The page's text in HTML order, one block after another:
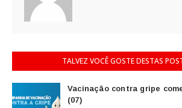
TALVEZ VOCÊ GOSTE DESTAS
Vacinação contra gripe
(07)